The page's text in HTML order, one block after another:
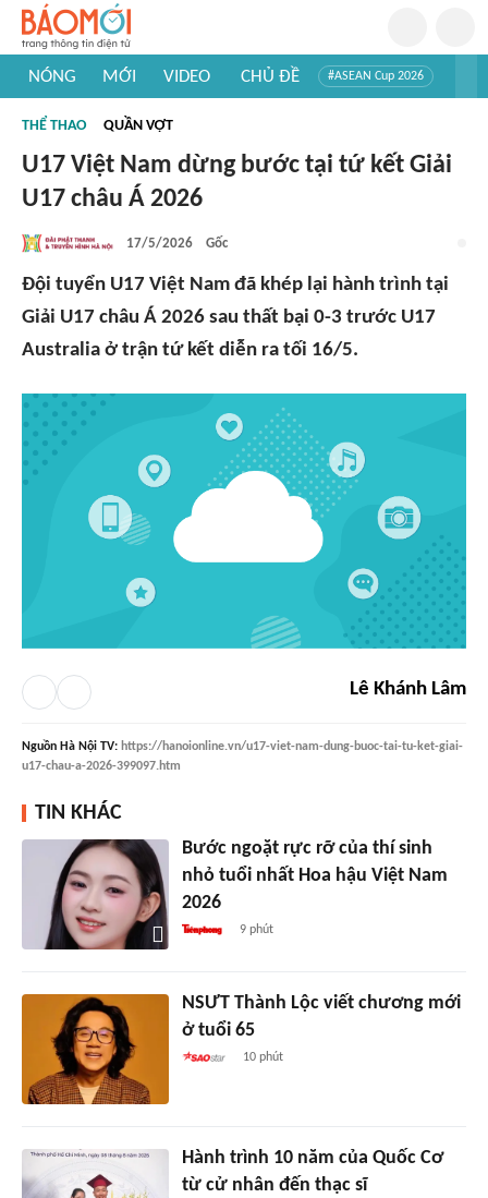
NÓNG MỚI VIDEO CHỦ ĐỀ #ASEAN Cup 2026
#Khám phá thế giới
THỂ THAO QUẦN VỢT
U17 Việt Nam dừng bước tại tứ kết Giải
U17 châu Á 2026
17/5/2026 Gốc
Đội tuyển U17 Việt Nam đã khép lại hành trình tại
Giải U17 châu Á 2026 sau thất bại 0-3 trước U17
Australia ở trận tứ kết diễn ra tối 16/5.
Lê Khánh Lâm
Nguồn Hà Nội TV: https://hanoionline.vn/u17-viet-nam-dung-buoc-tai-tu-ket-giai-
u17-chau-a-2026-399097.htm
TIN KHÁC
Bước ngoặt rực rỡ của thí sinh
nhỏ tuổi nhất Hoa hậu Việt Nam
2026
9 phút
NSƯT Thành Lộc viết chương mới
ở tuổi 65
10 phút
Hành trình 10 năm của Quốc Cơ
từ cử nhân đến thạc sĩ